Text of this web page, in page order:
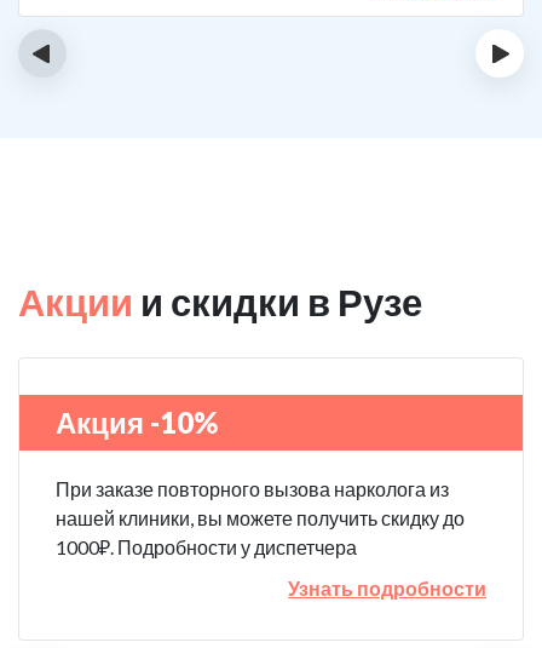
попробовать и отправить родственника в клинику на
‹ ›
Акции и скидки в Рузе
Акция -10%
При заказе повторного вызова нарколога из
нашей клиники, вы можете получить скидку до
1000₽. Подробности у диспетчера
Узнать подробности